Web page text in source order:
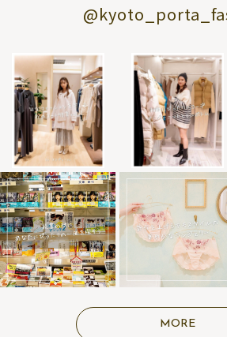
MORE